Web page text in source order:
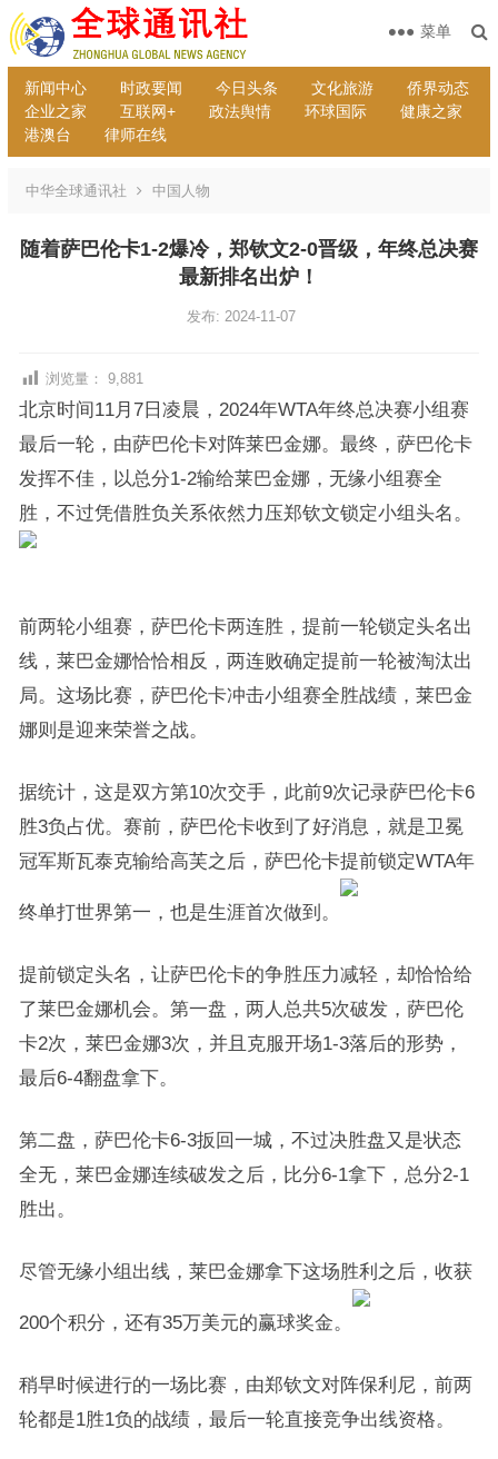
新闻中心 时政要闻 今日头条 文化旅游
侨界动态
企业之家
互联网+ 政法舆情 环球国际
健康之家
港澳台
律师在线
菜单
中华全球通讯社 中国人物
随着萨巴伦卡1-2爆冷，郑钦文2-0晋级，年终总决赛
最新排名出炉！
发布: 2024-11-07
浏览量： 9,881
北京时间11月7日凌晨，2024年WTA年终总决赛小组赛
最后一轮，由萨巴伦卡对阵莱巴金娜。最终，萨巴伦卡
发挥不佳，以总分1-2输给莱巴金娜，无缘小组赛全
胜，不过凭借胜负关系依然力压郑钦文锁定小组头名。
前两轮小组赛，萨巴伦卡两连胜，提前一轮锁定头名出
线，莱巴金娜恰恰相反，两连败确定提前一轮被淘汰出
局。这场比赛，萨巴伦卡冲击小组赛全胜战绩，莱巴金
娜则是迎来荣誉之战。
据统计，这是双方第10次交手，此前9次记录萨巴伦卡6
胜3负占优。赛前，萨巴伦卡收到了好消息，就是卫冕
冠军斯瓦泰克输给高芙之后，萨巴伦卡提前锁定WTA年
终单打世界第一，也是生涯首次做到。
提前锁定头名，让萨巴伦卡的争胜压力减轻，却恰恰给
了莱巴金娜机会。第一盘，两人总共5次破发，萨巴伦
卡2次，莱巴金娜3次，并且克服开场1-3落后的形势，
最后6-4翻盘拿下。
第二盘，萨巴伦卡6-3扳回一城，不过决胜盘又是状态
全无，莱巴金娜连续破发之后，比分6-1拿下，总分2-1
胜出。
尽管无缘小组出线，莱巴金娜拿下这场胜利之后，收获
200个积分，还有35万美元的赢球奖金。
稍早时候进行的一场比赛，由郑钦文对阵保利尼，前两
轮都是1胜1负的战绩，最后一轮直接竞争出线资格。